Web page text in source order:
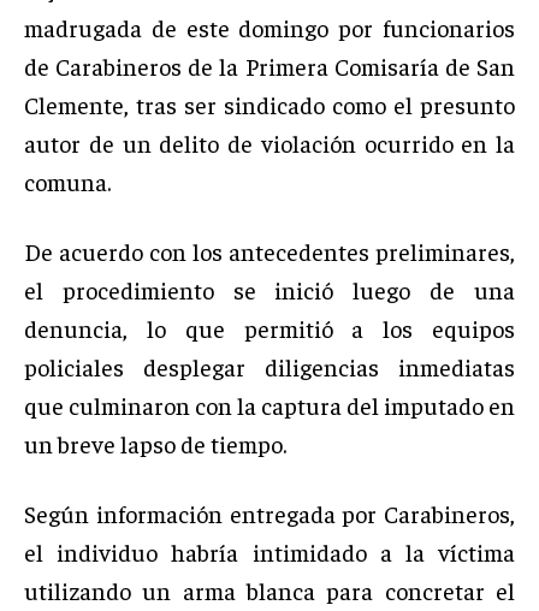
madrugada de este domingo por funcionarios
de Carabineros de la Primera Comisaría de San
Clemente, tras ser sindicado como el presunto
autor de un delito de violación ocurrido en la
comuna.
De acuerdo con los antecedentes preliminares,
el procedimiento se inició luego de una
denuncia, lo que permitió a los equipos
policiales desplegar diligencias inmediatas
que culminaron con la captura del imputado en
un breve lapso de tiempo.
Según información entregada por Carabineros,
el individuo habría intimidado a la víctima
utilizando un arma blanca para concretar el